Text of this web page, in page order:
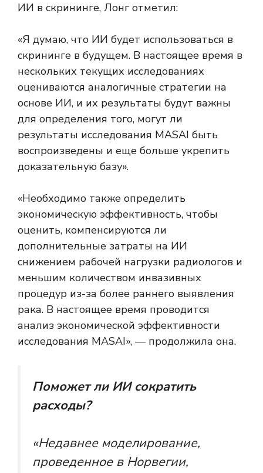
ИИ в скрининге, Лонг отметил:
«Я думаю, что ИИ будет использоваться в
скрининге в будущем. В настоящее время в
нескольких текущих исследованиях
оцениваются аналогичные стратегии на
основе ИИ, и их результаты будут важны
для определения того, могут ли
результаты исследования MASAI быть
воспроизведены и еще больше укрепить
доказательную базу».
«Необходимо также определить
экономическую эффективность, чтобы
оценить, компенсируются ли
дополнительные затраты на ИИ
снижением рабочей нагрузки радиологов и
меньшим количеством инвазивных
процедур из-за более раннего выявления
рака. В настоящее время проводится
анализ экономической эффективности
исследования MASAI», — продолжила она.
Поможет ли ИИ сократить
расходы?
«Недавнее моделирование,
проведенное в Норвегии,